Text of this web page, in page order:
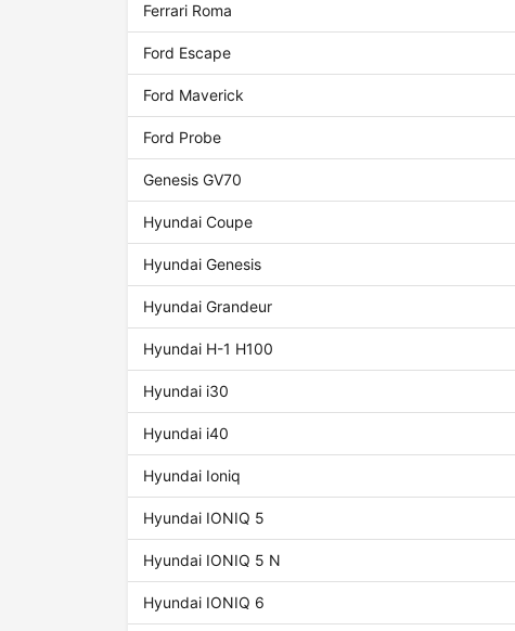
Ferrari Roma
Ford Escape
Ford Maverick
Ford Probe
Genesis GV70
Hyundai Coupe
Hyundai Genesis
Hyundai Grandeur
Hyundai H-1 H100
Hyundai i30
Hyundai i40
Hyundai Ioniq
Hyundai IONIQ 5
Hyundai IONIQ 5 N
Hyundai IONIQ 6